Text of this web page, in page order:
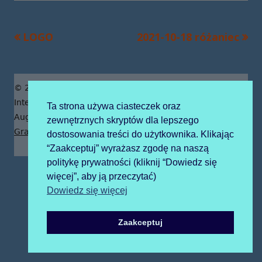
Nawigacja
Poprzedni
LOGO
Następny
2021-10-18 różaniec
Zawartość
stopki
© 2019 Publiczne Przedszkole z Oddziałami
Integracyjnymi prowadzone przez Zgromadzenie Sióstr
Augustianek
Grafika tła z pngtree.com
Ta strona używa ciasteczek oraz
zewnętrznych skryptów dla lepszego
dostosowania treści do użytkownika. Klikając
“Zaakceptuj” wyrażasz zgodę na naszą
politykę prywatności (kliknij “Dowiedz się
więcej”, aby ją przeczytać)
Dowiedz się więcej
Zaakceptuj